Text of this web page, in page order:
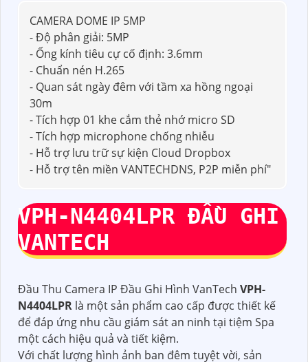
CAMERA DOME IP 5MP
- Độ phân giải: 5MP
- Ống kính tiêu cự cố định: 3.6mm
- Chuẩn nén H.265
- Quan sát ngày đêm với tầm xa hồng ngoại
30m
- Tích hợp 01 khe cắm thẻ nhớ micro SD
- Tích hợp microphone chống nhiễu
- Hỗ trợ lưu trữ sự kiện Cloud Dropbox
- Hỗ trợ tên miền VANTECHDNS, P2P miễn phí"
VPH-N4404LPR ĐẦU GHI
VANTECH
Đầu Thu Camera IP Đầu Ghi Hình VanTech VPH-
N4404LPR là một sản phẩm cao cấp được thiết kế
để đáp ứng nhu cầu giám sát an ninh tại tiệm Spa
một cách hiệu quả và tiết kiệm.
Với chất lượng hình ảnh ban đêm tuyệt vời, sản